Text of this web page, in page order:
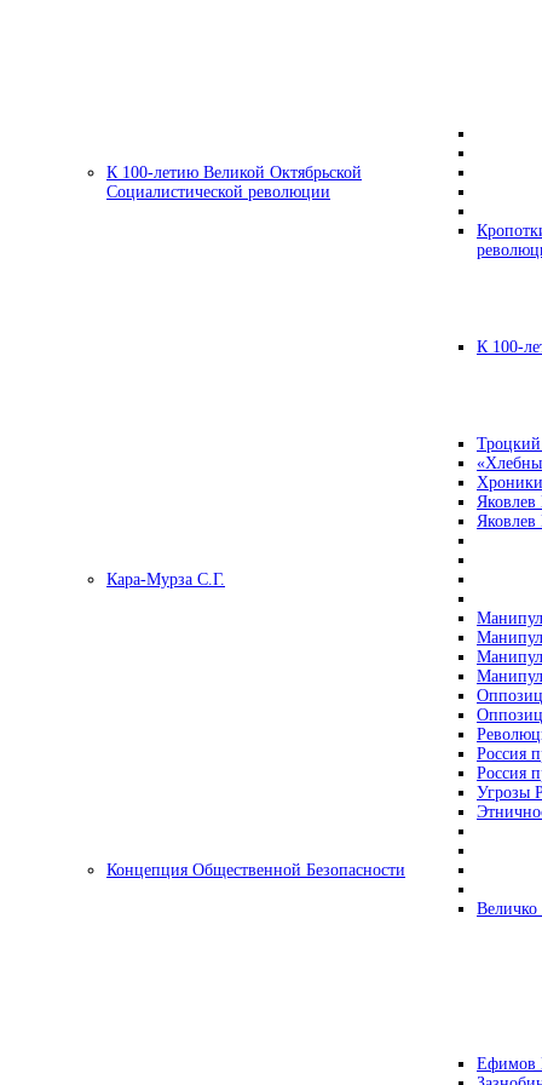
К 100-летию Великой Октябрьской
Социалистической революции
К 100-
Кара-Мурза С.Г.
Россия
Россия
Угрозы
Концепция Общественной Безопасности
Ефимов